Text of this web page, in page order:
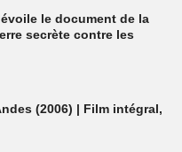
le document de la
secrète contre les
(2006) | Film intégral,